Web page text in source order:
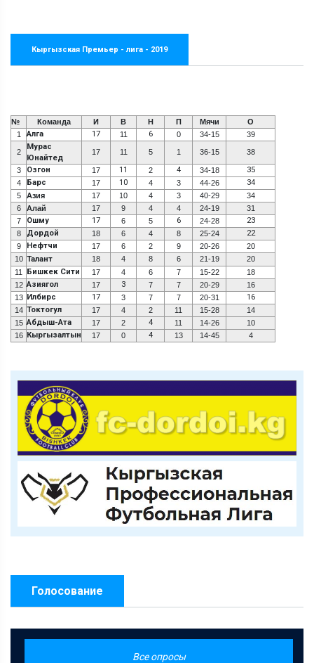
Кыргызская Премьер - лига - 2019
№ Команда И В Н П Мячи
О
1
Алга 17 11 6 0 34-15 39
2
Мурас
Юнайтед
17 11 5 1 36-15 38
3 Озгон 17 11 2 4 34-18 35
4 Барс 17 10 4 3 44-26 34
5 Азия 17 10 4 3 40-29
34
6
Алай 17 9 4 4 24-19
31
7
Ошму 17 6 5 6 24-28 23
8 Дордой 18 6 4 8 25-24 22
9 Нефтчи 17 6 2 9 20-26
20
10 Талант 18 4 8 6 21-19
20
11
Бишкек Сити 17 4 6 7 15-22
18
12 Азиягол 17 3 7 7 20-29
16
13 Илбирс 17 3 7 7 20-31 16
14 Токтогул 17 4 2 11 15-28
14
15 Абдыш-Ата 17 2 4 11 14-26
10
16 Кыргызалтын 17 0 4 13 14-45 4
Голосование
Все опросы